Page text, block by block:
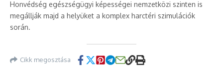
Honvédség egészségügyi képességei nemzetközi szinten is
megállják majd a helyüket a komplex harctéri szimulációk
során.
Cikk megosztása